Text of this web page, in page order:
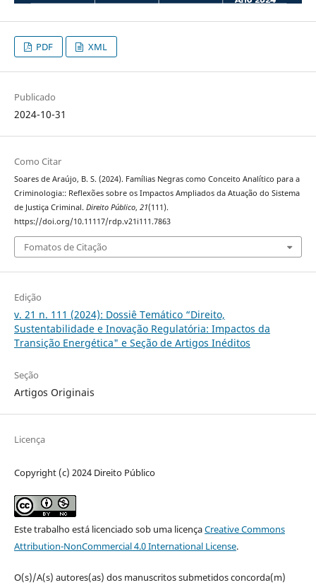
PDF XML
Publicado
2024-10-31
Como Citar
Soares de Araújo, B. S. (2024). Famílias Negras como Conceito Analítico para a
Criminologia:: Reflexões sobre os Impactos Ampliados da Atuação do Sistema
de Justiça Criminal. Direito Público, 21(111).
https://doi.org/10.11117/rdp.v21i111.7863
Fomatos de Citação
Edição
v. 21 n. 111 (2024): Dossiê Temático “Direito,
Sustentabilidade e Inovação Regulatória: Impactos da
Transição Energética" e Seção de Artigos Inéditos
Seção
Artigos Originais
Licença
Copyright (c) 2024 Direito Público
Este trabalho está licenciado sob uma licençaCreative Commons
Attribution-NonCommercial 4.0 International License.
O(s)/A(s) autores(as) dos manuscritos submetidos concorda(m)